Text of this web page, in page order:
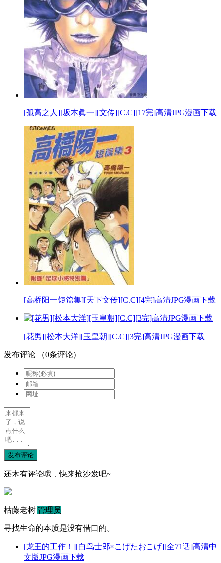
[孤高之人][坂本眞一][文传][C.C][17完]高清JPG漫画下载
[高桥阳一短篇集][天下文传][C.C][4完]高清JPG漫画下载
[花男][松本大洋][玉皇朝][C.C][3完]高清JPG漫画下载
发布评论 （0条评论）
发布评论
还木有评论哦，快来抢沙发吧~
枯藤老树 管理员
寻找生命的本质是没有借口的。
[龙王的工作！][白鸟士郎×こげたおこげ][全71话]高清中
文版JPG漫画下载